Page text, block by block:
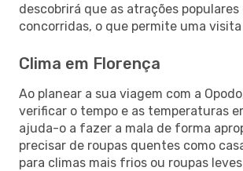
descobrirá que as atrações
concorridas, o que permite uma
Clima em Florença
Ao planear a sua viagem com a
verificar o tempo e as temperaturas
ajuda-o a fazer a mala de forma
precisar de roupas quentes como
para climas mais frios ou roupas